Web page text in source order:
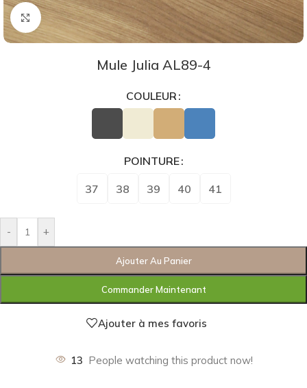
Agrandir
Mule Julia AL89-4
COULEUR
POINTURE
37 38 39 40 41
- +
Ajouter Au Panier
Commander Maintenant
Ajouter à mes favoris
13 People watching this product now!